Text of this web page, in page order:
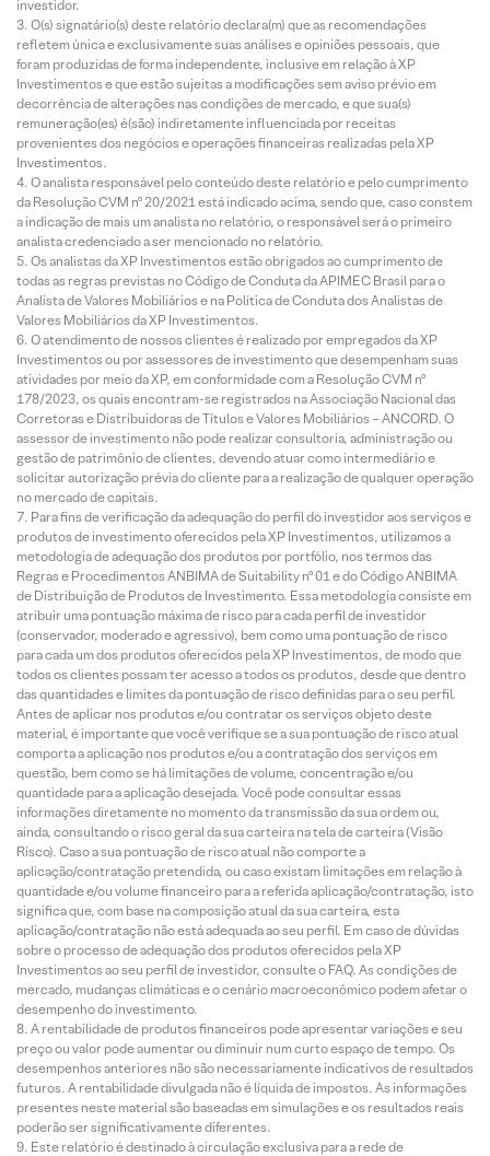
investidor.
O(s) signatário(s) deste relatório declara(m) que as recomendações
refletem única e exclusivamente suas análises e opiniões pessoais, que
foram produzidas de forma independente, inclusive em relação à XP
Investimentos e que estão sujeitas a modificações sem aviso prévio em
decorrência de alterações nas condições de mercado, e que sua(s)
remuneração(es) é(são) indiretamente influenciada por receitas
provenientes dos negócios e operações financeiras realizadas pela XP
Investimentos.
O analista responsável pelo conteúdo deste relatório e pelo cumprimento
da Resolução CVM nº 20/2021 está indicado acima, sendo que, caso constem
a indicação de mais um analista no relatório, o responsável será o primeiro
analista credenciado a ser mencionado no relatório.
Os analistas da XP Investimentos estão obrigados ao cumprimento de
todas as regras previstas no Código de Conduta da APIMEC Brasil para o
Analista de Valores Mobiliários e na Política de Conduta dos Analistas de
Valores Mobiliários da XP Investimentos.
O atendimento de nossos clientes é realizado por empregados da XP
Investimentos ou por assessores de investimento que desempenham suas
atividades por meio da XP, em conformidade com a Resolução CVM nº
178/2023, os quais encontram-se registrados na Associação Nacional das
Corretoras e Distribuidoras de Títulos e Valores Mobiliários – ANCORD. O
assessor de investimento não pode realizar consultoria, administração ou
gestão de patrimônio de clientes, devendo atuar como intermediário e
solicitar autorização prévia do cliente para a realização de qualquer operação
no mercado de capitais.
Para fins de verificação da adequação do perfil do investidor aos serviços e
produtos de investimento oferecidos pela XP Investimentos, utilizamos a
metodologia de adequação dos produtos por portfólio, nos termos das
Regras e Procedimentos ANBIMA de Suitability nº 01 e do Código ANBIMA
de Distribuição de Produtos de Investimento. Essa metodologia consiste em
atribuir uma pontuação máxima de risco para cada perfil de investidor
(conservador, moderado e agressivo), bem como uma pontuação de risco
para cada um dos produtos oferecidos pela XP Investimentos, de modo que
todos os clientes possam ter acesso a todos os produtos, desde que dentro
das quantidades e limites da pontuação de risco definidas para o seu perfil.
Antes de aplicar nos produtos e/ou contratar os serviços objeto deste
material, é importante que você verifique se a sua pontuação de risco atual
comporta a aplicação nos produtos e/ou a contratação dos serviços em
questão, bem como se há limitações de volume, concentração e/ou
quantidade para a aplicação desejada. Você pode consultar essas
informações diretamente no momento da transmissão da sua ordem ou,
ainda, consultando o risco geral da sua carteira na tela de carteira (Visão
Risco). Caso a sua pontuação de risco atual não comporte a
aplicação/contratação pretendida, ou caso existam limitações em relação à
quantidade e/ou volume financeiro para a referida aplicação/contratação, isto
significa que, com base na composição atual da sua carteira, esta
aplicação/contratação não está adequada ao seu perfil. Em caso de dúvidas
sobre o processo de adequação dos produtos oferecidos pela XP
Investimentos ao seu perfil de investidor, consulte o FAQ. As condições de
mercado, mudanças climáticas e o cenário macroeconômico podem afetar o
desempenho do investimento.
A rentabilidade de produtos financeiros pode apresentar variações e seu
preço ou valor pode aumentar ou diminuir num curto espaço de tempo. Os
desempenhos anteriores não são necessariamente indicativos de resultados
futuros. A rentabilidade divulgada não é líquida de impostos. As informações
presentes neste material são baseadas em simulações e os resultados reais
poderão ser significativamente diferentes.
Este relatório é destinado à circulação exclusiva para a rede de